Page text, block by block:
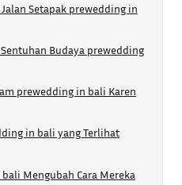
Setapak prewedding in
Budaya prewedding
prewedding in bali Karen
in bali yang Terlihat
Mengubah Cara Mereka